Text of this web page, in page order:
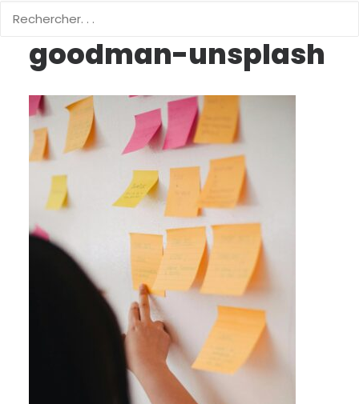
goodman-unsplash